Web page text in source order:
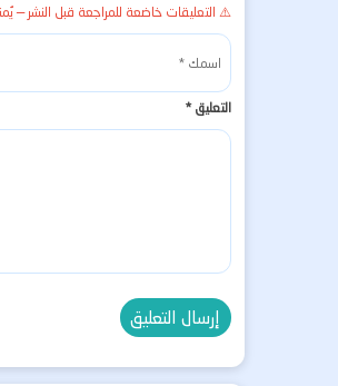
⚠️ التعليقات خاضعة للمراجعة قبل النشر —
التعليق*